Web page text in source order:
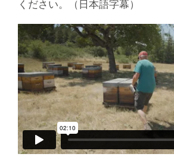
ください。（日本語字幕）